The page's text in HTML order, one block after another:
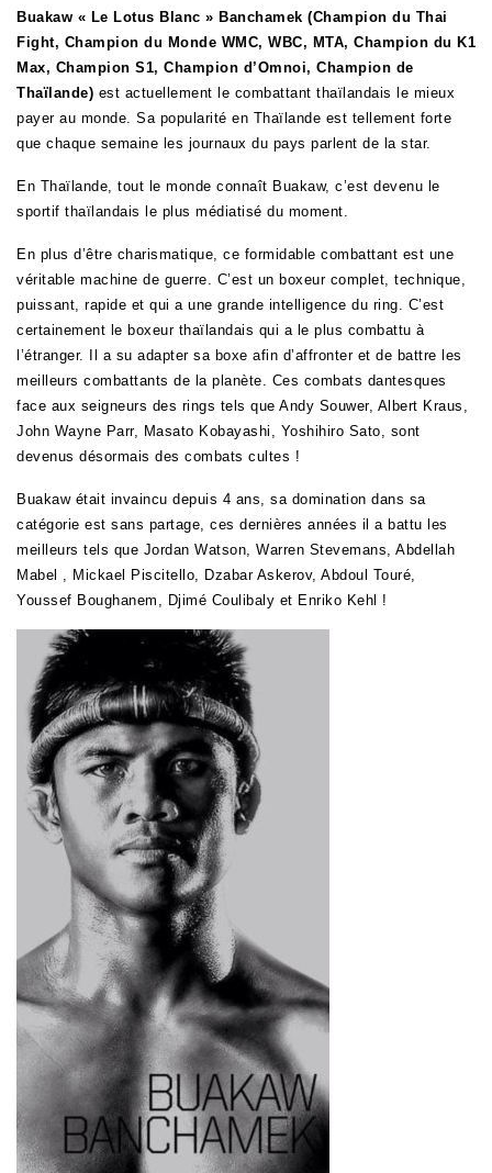
Buakaw « Le Lotus Blanc » Banchamek (Champion du Thai
Fight, Champion du Monde WMC, WBC, MTA, Champion du K1
Max, Champion S1, Champion d’Omnoi, Champion de
Thaïlande) est actuellement le combattant thaïlandais le mieux
payer au monde. Sa popularité en Thaïlande est tellement forte
que chaque semaine les journaux du pays parlent de la star.
En Thaïlande, tout le monde connaît Buakaw, c’est devenu le
sportif thaïlandais le plus médiatisé du moment.
En plus d’être charismatique, ce formidable combattant est une
véritable machine de guerre. C’est un boxeur complet, technique,
puissant, rapide et qui a une grande intelligence du ring. C’est
certainement le boxeur thaïlandais qui a le plus combattu à
l’étranger. Il a su adapter sa boxe afin d’affronter et de battre les
meilleurs combattants de la planète. Ces combats dantesques
face aux seigneurs des rings tels que Andy Souwer, Albert Kraus,
John Wayne Parr, Masato Kobayashi, Yoshihiro Sato, sont
devenus désormais des combats cultes !
Buakaw était invaincu depuis 4 ans, sa domination dans sa
catégorie est sans partage, ces dernières années il a battu les
meilleurs tels que Jordan Watson, Warren Stevemans, Abdellah
Mabel , Mickael Piscitello, Dzabar Askerov, Abdoul Touré,
Youssef Boughanem, Djimé Coulibaly et Enriko Kehl !